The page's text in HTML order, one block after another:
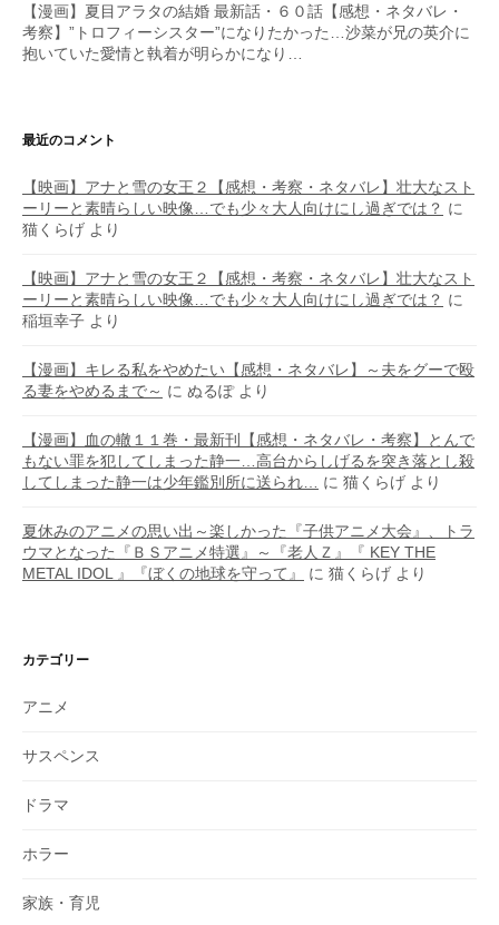
【漫画】夏目アラタの結婚 最新話・６０話【感想・ネタバレ・
考察】”トロフィーシスター”になりたかった…沙菜が兄の英介に
抱いていた愛情と執着が明らかになり…
最近のコメント
【映画】アナと雪の女王２【感想・考察・ネタバレ】壮大なスト
ーリーと素晴らしい映像…でも少々大人向けにし過ぎでは？ に
猫くらげ より
【映画】アナと雪の女王２【感想・考察・ネタバレ】壮大なスト
ーリーと素晴らしい映像…でも少々大人向けにし過ぎでは？ に
稲垣幸子 より
【漫画】キレる私をやめたい【感想・ネタバレ】～夫をグーで殴
る妻をやめるまで～ に ぬるぽより
【漫画】血の轍１１巻・最新刊【感想・ネタバレ・考察】とんで
もない罪を犯してしまった静一…高台からしげるを突き落とし殺
してしまった静一は少年鑑別所に送られ…
に 猫くらげ より
夏休みのアニメの思い出～楽しかった『子供アニメ大会』、トラ
ウマとなった『ＢＳアニメ特選』～『老人Ｚ』『 KEY THE
METAL IDOL 』『ぼくの地球を守って』
に 猫くらげ より
カテゴリー
アニメ
サスペンス
ドラマ
ホラー
家族・育児